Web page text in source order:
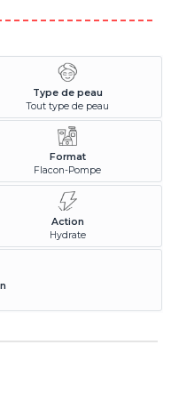
Type de peau
Tout type de peau
Format
Flacon-Pompe
Action
Hydrate